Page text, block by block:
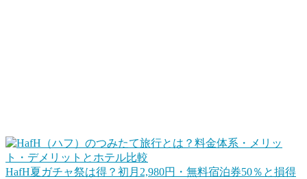
HafH夏ガチャ祭は得？初月2,980円・無料宿泊券50％と損得